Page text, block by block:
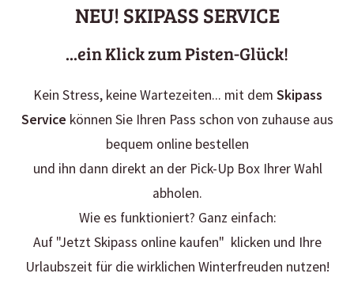
NEU! SKIPASS SERVICE
...ein Klick zum Pisten-Glück!
Kein Stress, keine Wartezeiten... mit dem Skipass
Service können Sie Ihren Pass schon von zuhause aus
bequem online bestellen
und ihn dann direkt an der Pick-Up Box Ihrer Wahl
abholen.
Wie es funktioniert? Ganz einfach:
Auf "Jetzt Skipass online kaufen" klicken und Ihre
Urlaubszeit für die wirklichen Winterfreuden nutzen!